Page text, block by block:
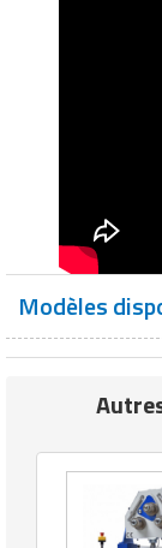
Modèles